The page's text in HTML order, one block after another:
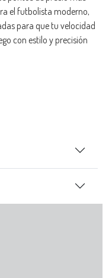
el futbolista moderno,
para que tu velocidad
con estilo y precisión